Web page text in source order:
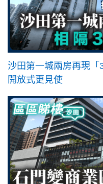
沙田第一城兩房再現
開放式更見使